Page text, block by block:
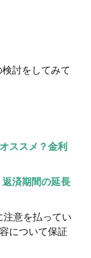
討をしてみて
ススメ？金利
済期間の延長
意を払ってい
について保証